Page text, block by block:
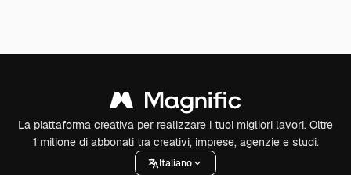
La piattaforma creativa per realizzare i tuoi migliori lavori. Oltre
1 milione di abbonati tra creativi, imprese, agenzie e studi.
Italiano